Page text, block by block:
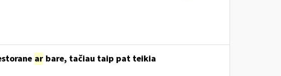
arbare, tačiau taip pat teikia